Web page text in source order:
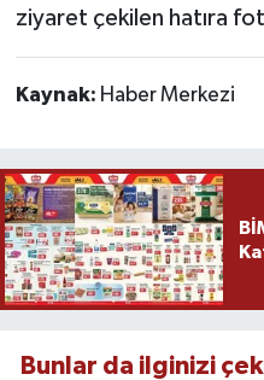
ziyaret çekilen hatıra
Kaynak: Haber Merkezi
Bunlar da ilginizi